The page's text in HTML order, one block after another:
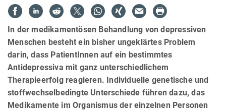
In der medikamentösen Behandlung von depressiven
Menschen besteht ein bisher ungeklärtes Problem
darin, dass PatientInnen auf ein bestimmtes
Antidepressiva mit ganz unterschiedlichem
Therapieerfolg reagieren. Individuelle genetische und
stoffwechselbedingte Unterschiede führen dazu, das
Medikamente im Organismus der einzelnen Personen